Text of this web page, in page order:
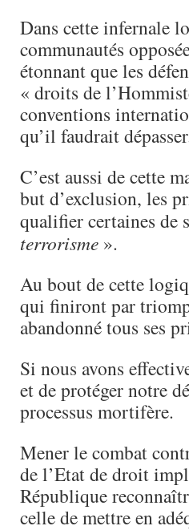
Dans cette infernale
communautés
étonnant que les
« droits de
conventions
qu’il faudrait
C’est aussi de cette
but d’exclusion, les
qualifier certaines de
terrorisme ».
Au bout de cette
qui finiront par
abandonné tous ses
Si nous avons
et de protéger notre
processus mortifère.
Mener le combat
de l’Etat de droit
République
celle de mettre en